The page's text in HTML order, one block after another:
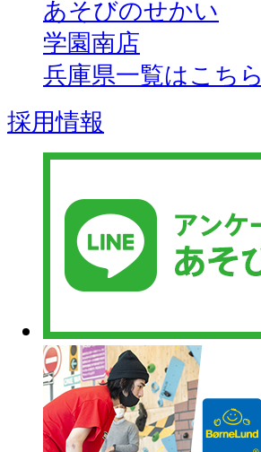
あそびのせかい
学園南店
兵庫県一覧はこちら
採用情報